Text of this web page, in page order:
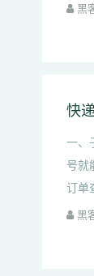
黑
快
一、
号就
订单
黑